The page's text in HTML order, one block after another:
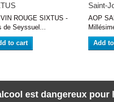
ROUGE SIXTUS -
de Seyssuel...
to cart
Saint-
AOP
Add
est dangereux pour